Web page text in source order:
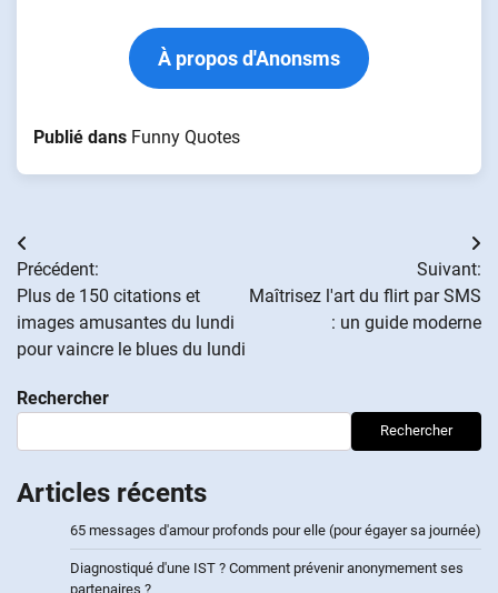
À propos d'Anonsms
Publié dans Funny Quotes
Navigation
de
l’article
Précédent:
Plus de 150 citations et
images amusantes du lundi
pour vaincre le blues du lundi
Suivant:
Maîtrisez l'art du flirt par SMS
: un guide moderne
Rechercher
Rechercher
Articles récents
65 messages d'amour profonds pour elle (pour égayer sa journée)
Diagnostiqué d'une IST ? Comment prévenir anonymement ses
partenaires ?